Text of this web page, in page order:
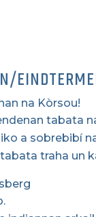
na Kòrsou!
tabata
a sobrebibí
traha un